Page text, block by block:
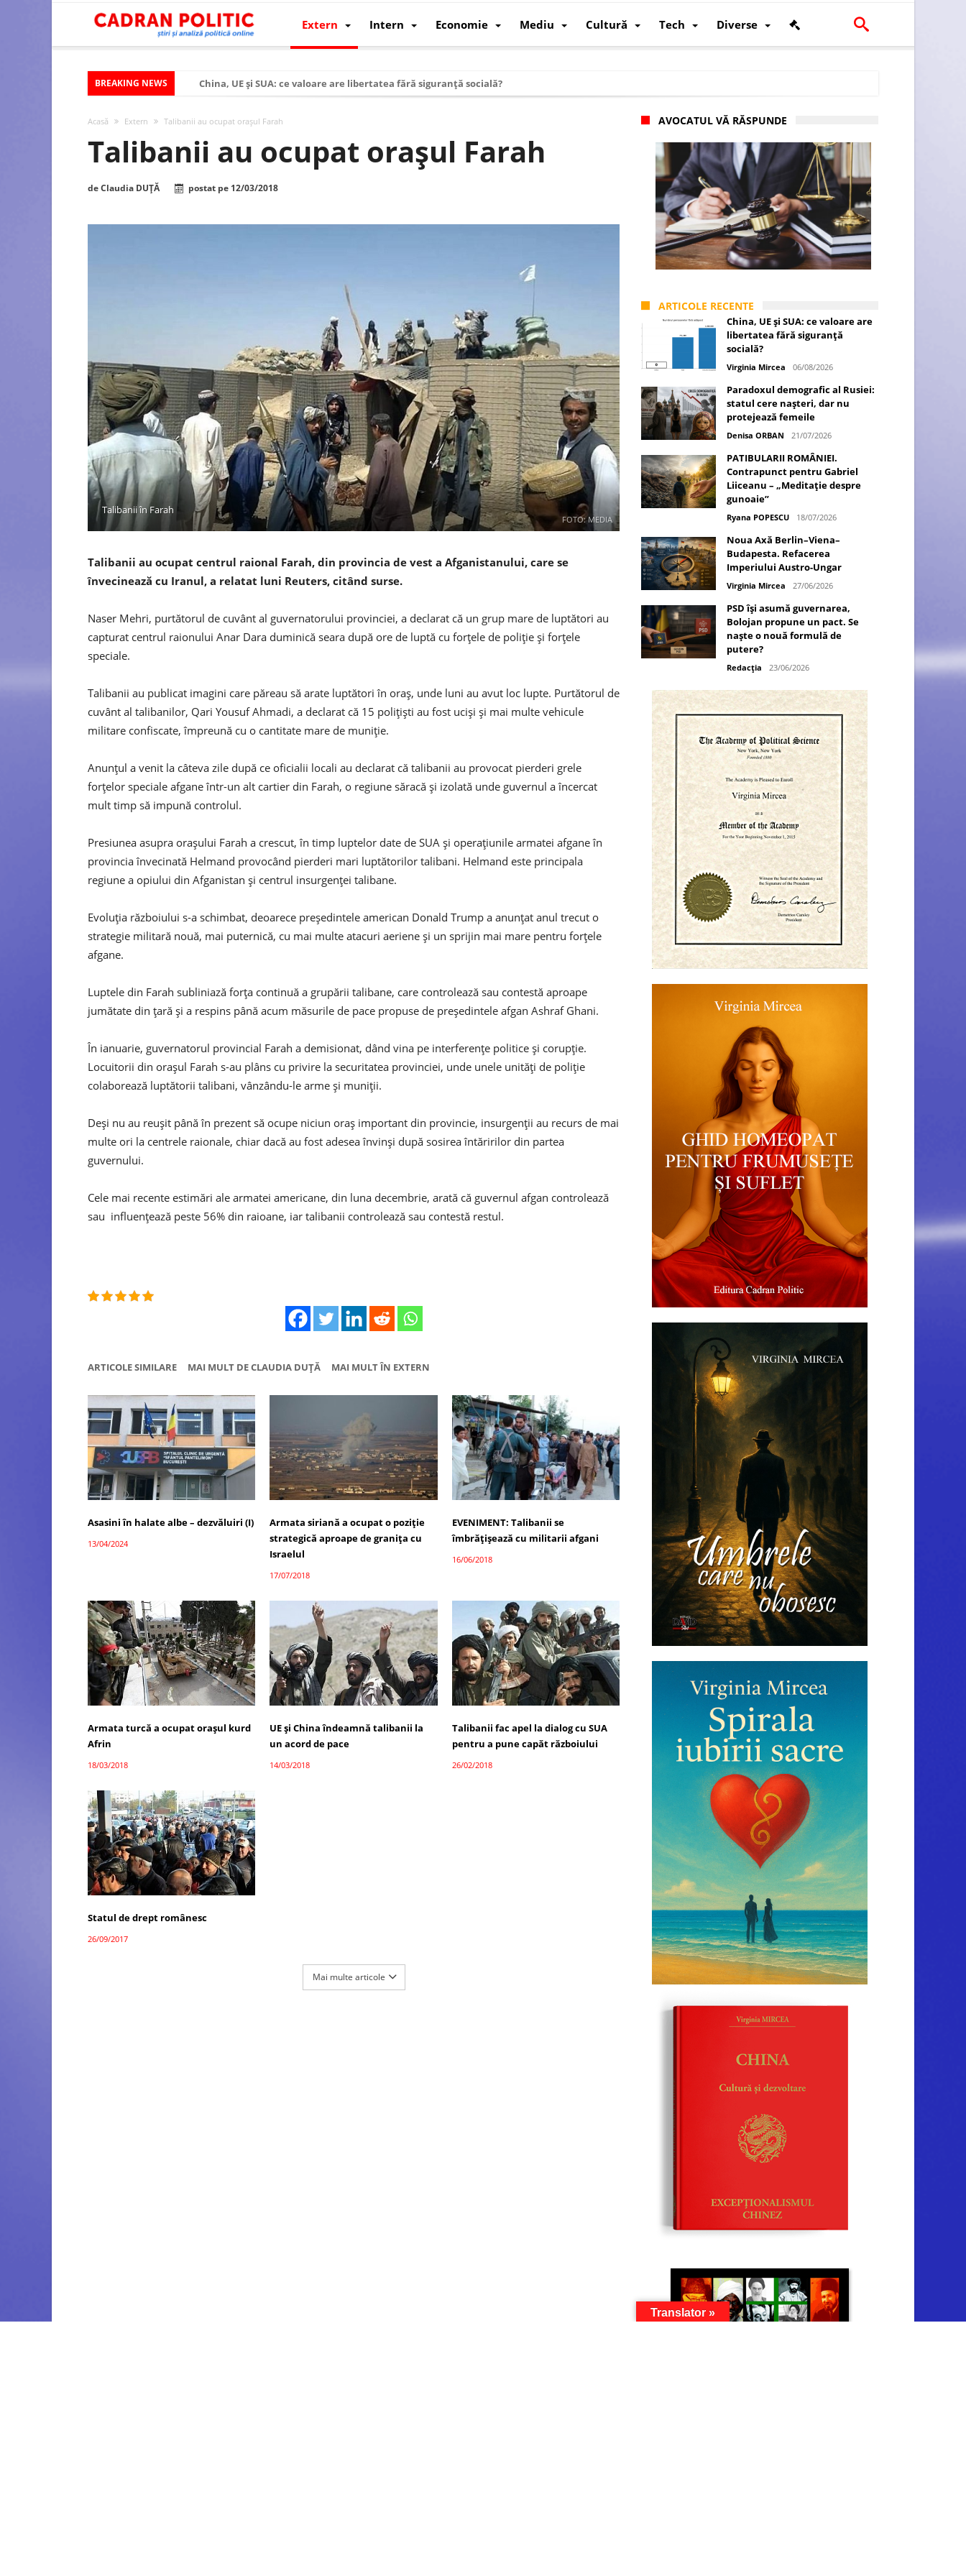
Extern Intern Economie Mediu Cultură Tech Diverse
BREAKING NEWS
China, UE și SUA: ce valoare are libertatea fără siguranță socială?
Modelul economic al Chinei: cum a devenit atelierul lumii și rivalul economic al SUA
Viitorul României în Uniunea Europeană. Ce ne așteaptă? – O analiză structurală a demografiei, fiscalității și poziției României în U.E.
Huawei dezvoltă un nou cip AI pentru a înlocui Nvidia
Acasă Extern Talibanii au ocupat orașul Farah
Talibanii au ocupat orașul Farah
deClaudia DUȚĂ postat pe 12/03/2018
FOTO: MEDIA
Talibanii în Farah
Talibanii au ocupat centrul raional Farah, din provincia de vest a Afganistanului, care se
învecinează cu Iranul, a relatat luni Reuters, citând surse.
Naser Mehri, purtătorul de cuvânt al guvernatorului provinciei, a declarat că un grup mare de luptători au
capturat centrul raionului Anar Dara duminică seara după ore de luptă cu forțele de poliție și forțele
speciale.
Talibanii au publicat imagini care păreau să arate luptători în oraș, unde luni au avut loc lupte. Purtătorul de
cuvânt al talibanilor, Qari Yousuf Ahmadi, a declarat că 15 polițiști au fost uciși și mai multe vehicule
militare confiscate, împreună cu o cantitate mare de muniție.
Anunțul a venit la câteva zile după ce oficialii locali au declarat că talibanii au provocat pierderi grele
forțelor speciale afgane într-un alt cartier din Farah, o regiune săracă și izolată unde guvernul a încercat
mult timp să impună controlul.
Presiunea asupra orașului Farah a crescut, în timp luptelor date de SUA și operațiunile armatei afgane în
provincia învecinată Helmand provocând pierderi mari luptătorilor talibani. Helmand este principala
regiune a opiului din Afganistan și centrul insurgenței talibane.
Evoluția războiului s-a schimbat, deoarece președintele american Donald Trump a anunțat anul trecut o
strategie militară nouă, mai puternică, cu mai multe atacuri aeriene și un sprijin mai mare pentru forțele
afgane.
Luptele din Farah subliniază forța continuă a grupării talibane, care controlează sau contestă aproape
jumătate din țară și a respins până acum măsurile de pace propuse de președintele afgan Ashraf Ghani.
În ianuarie, guvernatorul provincial Farah a demisionat, dând vina pe interferențe politice și corupție.
Locuitorii din orașul Farah s-au plâns cu privire la securitatea provinciei, unde unele unități de poliție
colaborează luptătorii talibani, vânzându-le arme și muniții.
Deși nu au reușit până în prezent să ocupe niciun oraș important din provincie, insurgenții au recurs de mai
multe ori la centrele raionale, chiar dacă au fost adesea învinși după sosirea întăririlor din partea
guvernului.
Cele mai recente estimări ale armatei americane, din luna decembrie, arată că guvernul afgan controlează
sau influențează peste 56% din raioane, iar talibanii controlează sau contestă restul.
ARTICOLE SIMILARE MAI MULT DE CLAUDIA DUȚĂ MAI MULT ÎN EXTERN
Asasini în halate albe – dezvăluiri (I)
13/04/2024
Armata siriană a ocupat o poziție
strategică aproape de granița cu
Israelul
17/07/2018
EVENIMENT: Talibanii se
îmbrățișează cu militarii afgani
16/06/2018
Armata turcă a ocupat orașul kurd
Afrin
18/03/2018
UE și China îndeamnă talibanii la
un acord de pace
14/03/2018
Talibanii fac apel la dialog cu SUA
pentru a pune capăt războiului
26/02/2018
Statul de drept românesc
26/09/2017
Mai multe articole
AVOCATUL VĂ RĂSPUNDE
ARTICOLE RECENTE
China, UE și SUA: ce valoare are
libertatea fără siguranță
socială?
Virginia Mircea 06/08/2026
Paradoxul demografic al Rusiei:
statul cere nașteri, dar nu
protejează femeile
Denisa ORBAN 21/07/2026
PATIBULARII ROMÂNIEI.
Contrapunct pentru Gabriel
Liiceanu – „Meditație despre
gunoaie”
Ryana POPESCU 18/07/2026
Noua Axă Berlin–Viena–
Budapesta. Refacerea
Imperiului Austro-Ungar
Virginia Mircea 27/06/2026
PSD își asumă guvernarea,
Bolojan propune un pact. Se
naște o nouă formulă de
putere?
Redacția 23/06/2026
Translator »